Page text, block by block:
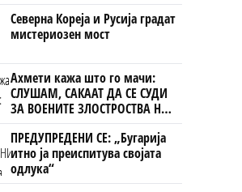
Северна Кореја и Русија градат
мистериозен мост
Ахмети кажа што го мачи:
СЛУШАМ, САКААТ ДА СЕ СУДИ
ЗА ВОЕНИТЕ ЗЛОСТРОСТВА НА
УЧК...
ПРЕДУПРЕДЕНИ СЕ: „Бугарија
итно ја преиспитува својата
одлука“